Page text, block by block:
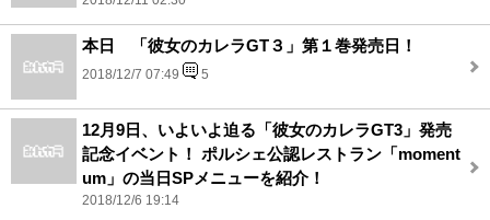
本日 「彼女のカレラGT３」第１巻発売日！
2018/12/7 07:49 5
‪12月9日、いよいよ迫る「彼女のカレラGT3」発売
記念イベント！‬ ‪ポルシェ公認レストラン「moment
um」の当日SPメニューを紹介！‬
2018/12/6 19:14